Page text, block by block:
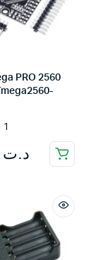
PRO 2560
Rated
1
د.ت